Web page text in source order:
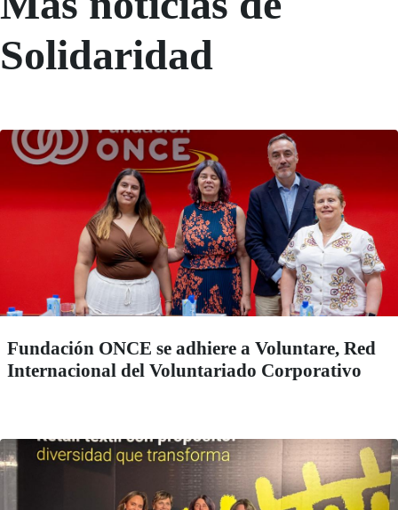
Solidaridad
Fundación ONCE se adhiere a Voluntare, Red
Internacional del Voluntariado Corporativo